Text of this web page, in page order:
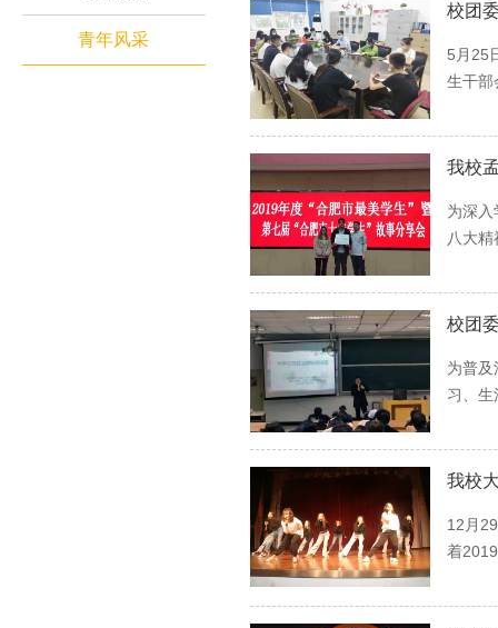
青年风采
校团
5月25
生干部
我校
为深
八大
校团
为普
习、
我校
12月
着